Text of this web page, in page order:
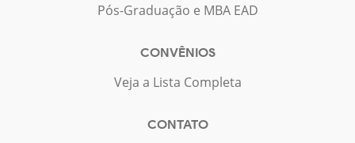
Pós-Graduação e MBA EAD
CONVÊNIOS
Veja a Lista Completa
CONTATO